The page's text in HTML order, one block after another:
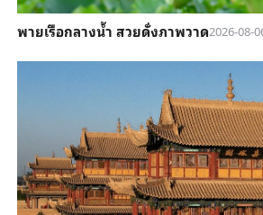
พายเรือกลางน้ำ สวยดั่งภาพวาด2026-08-